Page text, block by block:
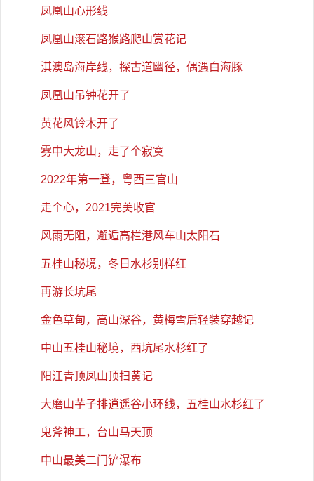
凤凰山心形线
凤凰山滚石路猴路爬山赏花记
淇澳岛海岸线，探古道幽径，偶遇白海豚
凤凰山吊钟花开了
黄花风铃木开了
雾中大龙山，走了个寂寞
2022年第一登，粤西三官山
走个心，2021完美收官
风雨无阻，邂逅高栏港风车山太阳石
五桂山秘境，冬日水杉别样红
再游长坑尾
金色草甸，高山深谷，黄梅雪后轻装穿越记
中山五桂山秘境，西坑尾水杉红了
阳江青顶凤山顶扫黄记
大磨山芋子排逍遥谷小环线，五桂山水杉红了
鬼斧神工，台山马天顶
中山最美二门铲瀑布